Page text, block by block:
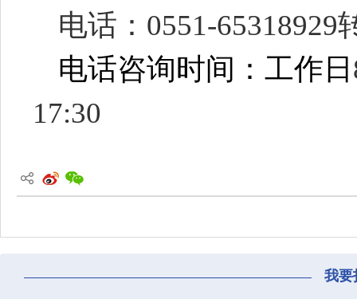
电话： 0551-65318929
电话咨询时间：工作日
17:30
我要